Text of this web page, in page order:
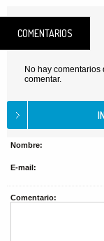
COMENTARIOS
No hay
comentar.
Nombre:
E-mail:
Comentario: